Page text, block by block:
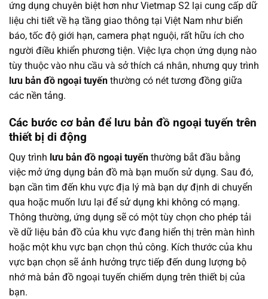
ứng dụng chuyên biệt hơn như Vietmap S2 lại cung cấp dữ
liệu chi tiết về hạ tầng giao thông tại Việt Nam như biển
báo, tốc độ giới hạn, camera phạt nguội, rất hữu ích cho
người điều khiển phương tiện. Việc lựa chọn ứng dụng nào
tùy thuộc vào nhu cầu và sở thích cá nhân, nhưng quy trình
lưu bản đồ ngoại tuyến thường có nét tương đồng giữa
các nền tảng.
Các bước cơ bản để lưu bản đồ ngoại tuyến trên
thiết bị di động
Quy trình lưu bản đồ ngoại tuyến thường bắt đầu bằng
việc mở ứng dụng bản đồ mà bạn muốn sử dụng. Sau đó,
bạn cần tìm đến khu vực địa lý mà bạn dự định di chuyển
qua hoặc muốn lưu lại để sử dụng khi không có mạng.
Thông thường, ứng dụng sẽ có một tùy chọn cho phép tải
về dữ liệu bản đồ của khu vực đang hiển thị trên màn hình
hoặc một khu vực bạn chọn thủ công. Kích thước của khu
vực bạn chọn sẽ ảnh hưởng trực tiếp đến dung lượng bộ
nhớ mà bản đồ ngoại tuyến chiếm dụng trên thiết bị của
bạn.